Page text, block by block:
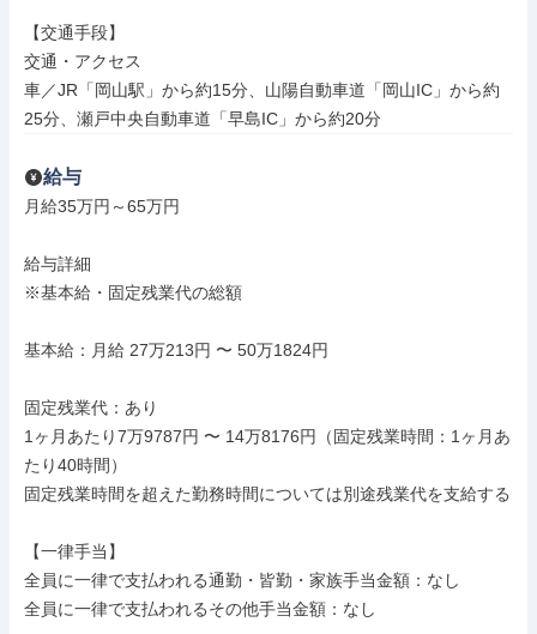
【交通手段】
交通・アクセス
車／JR「岡山駅」から約15分、山陽自動車道「岡山IC」から約
25分、瀬戸中央自動車道「早島IC」から約20分
給与
月給35万円～65万円
給与詳細
※基本給・固定残業代の総額
基本給：月給 27万213円 〜 50万1824円
固定残業代：あり
1ヶ月あたり7万9787円 〜 14万8176円（固定残業時間：1ヶ月あ
たり40時間）
固定残業時間を超えた勤務時間については別途残業代を支給する
【一律手当】
全員に一律で支払われる通勤・皆勤・家族手当金額：なし
全員に一律で支払われるその他手当金額：なし